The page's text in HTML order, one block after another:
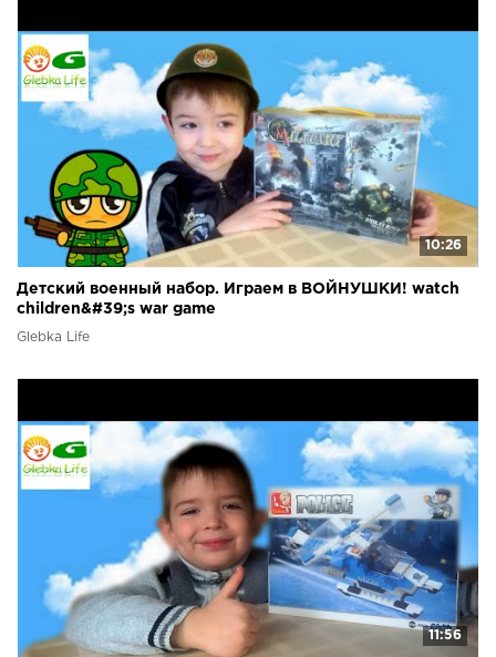
10:26
Детский военный набор. Играем в ВОЙНУШКИ! watch
children&#39;s war game
Glebka Life
11:56